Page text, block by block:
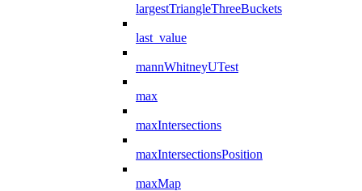
largestTriangleThreeBuckets
last_value
mannWhitneyUTest
max
maxIntersections
maxIntersectionsPosition
maxMap